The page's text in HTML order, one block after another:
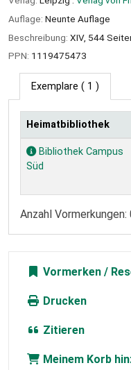
Auflage: Neunte Auflage
Beschreibung: XIV, 544
PPN: 1119475473
Exemplare ( 1 )
Exemplare
Heimatbibliothek
Bibliothek Campus
Süd
Anzahl Vormerkungen:
Vormerken
Drucken
Zitieren
Meinem Korb